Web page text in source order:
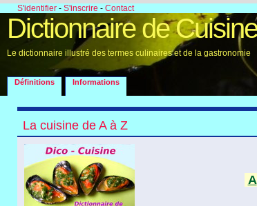
S'identifier - S'inscrire - Contact
Dictionnaire de
Le dictionnaire illustré des termes culinaires et de la gastronomie
Définitions Informations
La cuisine de A à Z
A